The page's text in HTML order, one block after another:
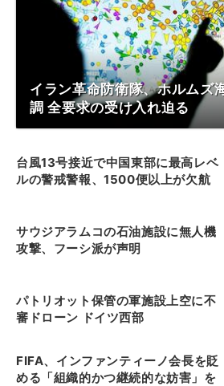
イラン革命防衛隊、ホルムズ
調 全要求の受け入れ迫る
台風13号接近で中国東部に最高レベ
ルの警戒警報、1500便以上が欠航
サウジアラムコの石油施設に無人機
攻撃、フーシ派が声明
パトリオット保管の軍施設上空に不
審ドローン ドイツ西部
FIFA、インファンティーノ会長を貶
める「組織的かつ継続的な妨害」を